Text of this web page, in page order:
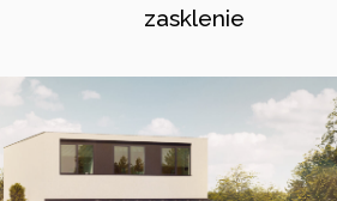
zasklenie